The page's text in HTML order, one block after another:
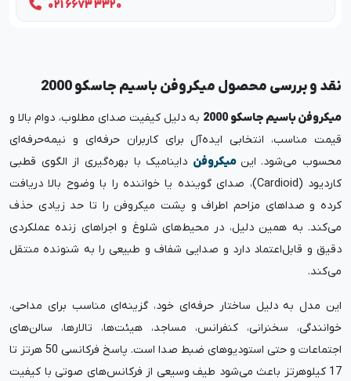
021 6673 3320
نقد و بررسی محصول میکروفن باسیم جاسکو 2000
میکروفن باسیم جاسکو 2000
به دلیل کیفیت صدای مطلوب، دوام بالا و
قیمت مناسب، انتخابی ایده‌آل برای کاربران حرفه‌ای و نیمه‌حرفه‌ای
محسوب می‌شود. این میکروفن داینامیک با بهره‌گیری از الگوی قطبی
کاردیود (Cardioid)، صدای گوینده یا خواننده را با وضوح بالا دریافت
کرده و صداهای مزاحم اطراف و پشت میکروفن را تا حد زیادی حذف
می‌کند. به همین دلیل، در محیط‌های شلوغ و اجراهای زنده عملکردی
دقیق و قابل‌اعتماد دارد و صدایی شفاف و طبیعی را به شنونده منتقل
می‌کند.
این مدل به دلیل ساختار حرفه‌ای خود، گزینه‌ای مناسب برای مداحی،
خوانندگی، سخنرانی، کنفرانس، مساجد، هیئت‌ها، تالارها، سالن‌های
اجتماعات و حتی استودیوهای ضبط صدا است. پاسخ فرکانسی 50 هرتز تا
17 کیلوهرتز باعث می‌شود طیف وسیعی از فرکانس‌های صوتی با کیفیت